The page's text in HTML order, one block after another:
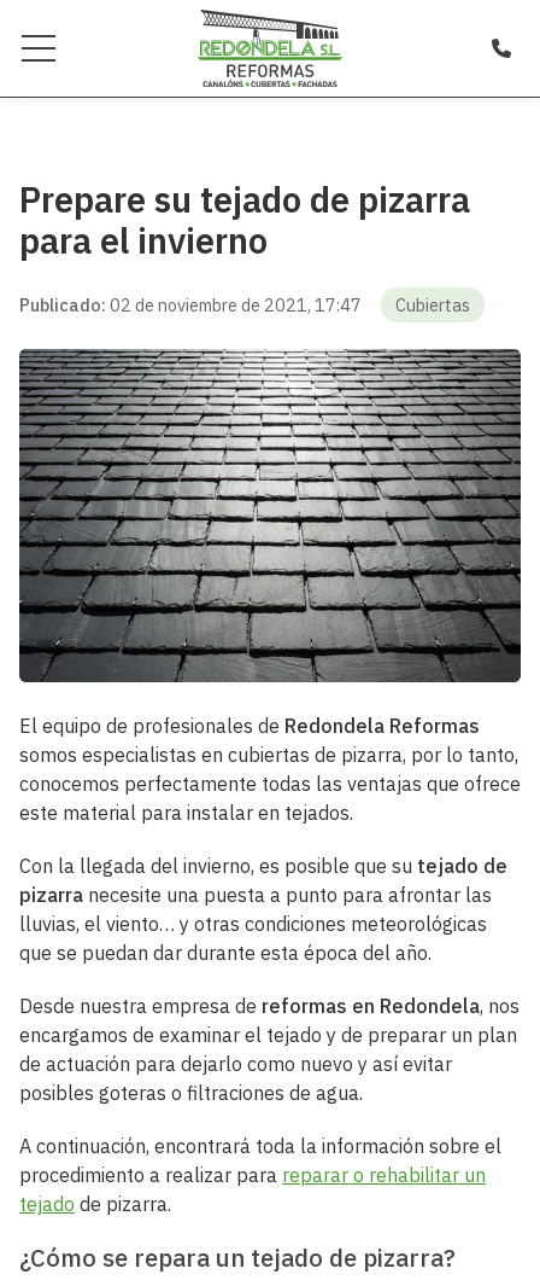
Prepare su tejado de pizarra
para el invierno
Publicado: 02 de noviembre de 2021, 17:47 Cubiertas
El equipo de profesionales de Redondela Reformas
somos especialistas en cubiertas de pizarra, por lo tanto,
conocemos perfectamente todas las ventajas que ofrece
este material para instalar en tejados.
Con la llegada del invierno, es posible que su tejado de
pizarra necesite una puesta a punto para afrontar las
lluvias, el viento… y otras condiciones meteorológicas
que se puedan dar durante esta época del año.
Desde nuestra empresa de reformas en Redondela, nos
encargamos de examinar el tejado y de preparar un plan
de actuación para dejarlo como nuevo y así evitar
posibles goteras o filtraciones de agua.
A continuación, encontrará toda la información sobre el
procedimiento a realizar para reparar o rehabilitar un
tejado de pizarra.
¿Cómo se repara un tejado de pizarra?